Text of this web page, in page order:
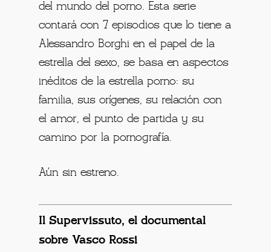
del mundo del porno. Esta serie
contará con 7 episodios que lo tiene a
Alessandro Borghi en el papel de la
estrella del sexo, se basa en aspectos
inéditos de la estrella porno: su
familia, sus orígenes, su relación con
el amor, el punto de partida y su
camino por la pornografía.
Aún sin estreno.
Il Supervissuto, el documental
sobre Vasco Rossi